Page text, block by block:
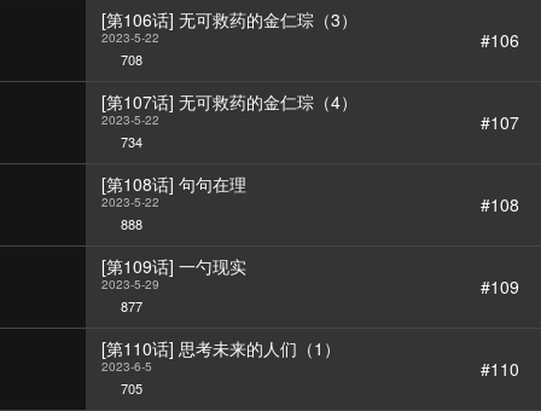
[第106话] 无可救药的金仁琮（3）
2023-5-22
708
#106
[第107话] 无可救药的金仁琮（4）
2023-5-22
734
#107
[第108话] 句句在理
2023-5-22
888
#108
[第109话] 一勺现实
2023-5-29
877
#109
[第110话] 思考未来的人们（1）
2023-6-5
705
#110